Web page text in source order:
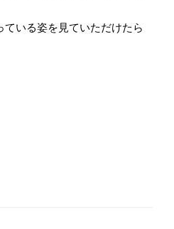
いる姿を見ていただけたら